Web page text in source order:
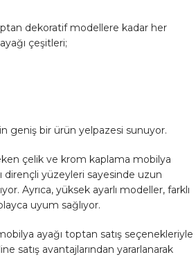
dekoratif modellere kadar her
çeşitleri;
geniş bir ürün yelpazesi sunuyor.
çelik ve krom kaplama mobilya
dirençli yüzeyleri sayesinde uzun
Ayrıca, yüksek ayarlı modeller, farklı
uyum sağlıyor.
ayağı toptan satış seçenekleriyle
satış avantajlarından yararlanarak